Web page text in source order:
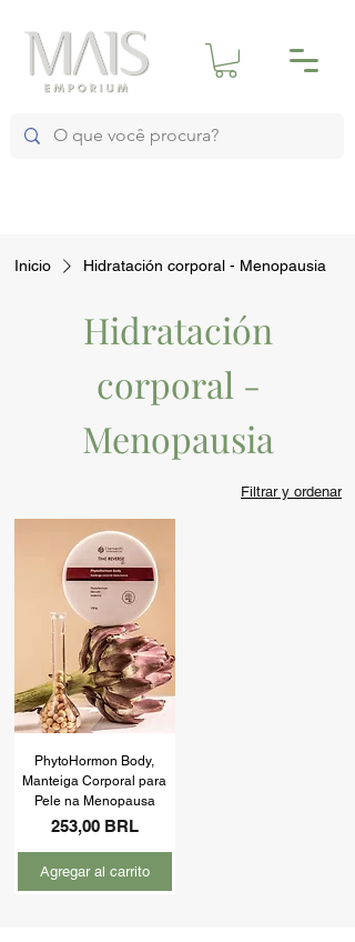
Inicio Hidratación corporal - Menopausia
Hidratación
corporal -
Menopausia
Filtrar y ordenar
PhytoHormon Body,
Manteiga Corporal para
Pele na Menopausa
Precio
253,00 BRL
Agregar al carrito